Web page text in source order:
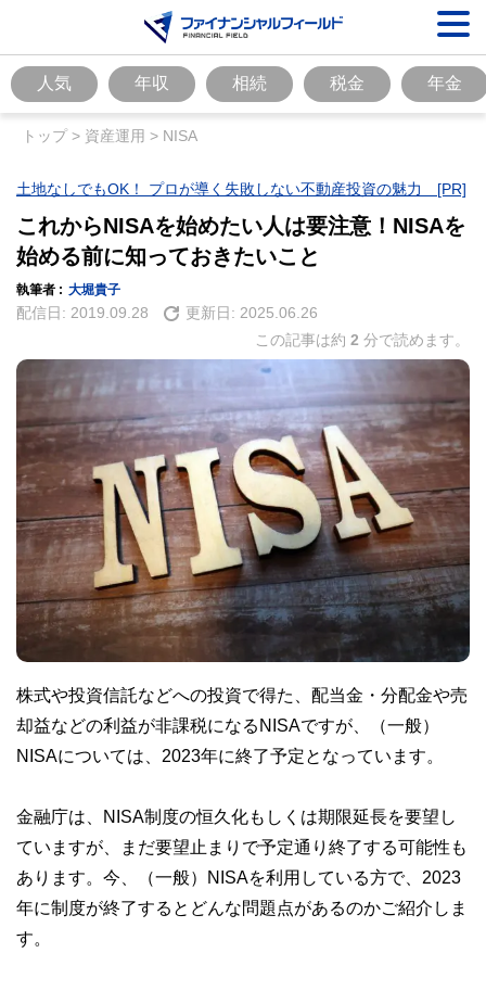
人気 年収 相続 税金 年金
トップ> 資産運用 > NISA
土地なしでもOK！ プロが導く失敗しない不動産投資の魅力 [PR]
これからNISAを始めたい人は要注意！NISAを
始める前に知っておきたいこと
執筆者 : 大堀貴子
配信日: 2019.09.28 更新日: 2025.06.26
この記事は約 2 分で読めます。
株式や投資信託などへの投資で得た、配当金・分配金や売
却益などの利益が非課税になるNISAですが、（一般）
NISAについては、2023年に終了予定となっています。
金融庁は、NISA制度の恒久化もしくは期限延長を要望し
ていますが、まだ要望止まりで予定通り終了する可能性も
あります。今、（一般）NISAを利用している方で、2023
年に制度が終了するとどんな問題点があるのかご紹介しま
す。